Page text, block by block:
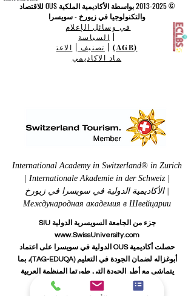
©
2013-2025
بواسطة الأكاديمية الملكية OUS للاقتصاد
والتكنولوجيا في زيورخ - سويسرا
في وسائل الإعلام
السياسة
(AGB)
تصنيف
الاعت
ماد الاكاديمي
International Academy in Switzerland® in Zurich
| Internationale Akademie in der Schweiz |
الأكاديمية الدولية في سويسرا في زيورخ |
Международная академия в Швейцарии
جزء من الجامعة السويسرية الدولية SIU
www.SwissUniversity.com
حصلت أكاديمية OUS الدولية في سويسرا على اعتماد
أبوغزاله لضمان الجودة في التعليم (TAG-EDUQA)، بما
يتماشى مع أطر الجودة التي طورتها المنظمة العربية
لضمان الجودة في التعليم (AROQA).